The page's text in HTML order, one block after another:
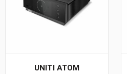
UNITI ATOM